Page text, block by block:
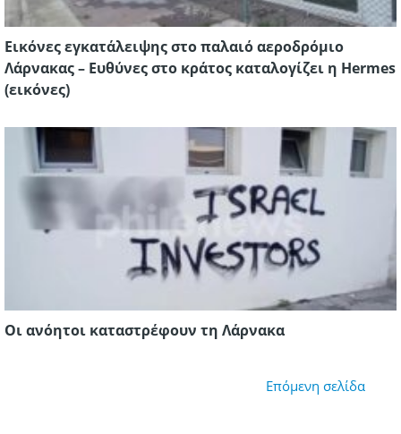
Εικόνες εγκατάλειψης στο παλαιό αεροδρόμιο
Λάρνακας – Eυθύνες στο κράτος καταλογίζει η Hermes
(εικόνες)
Οι ανόητοι καταστρέφουν τη Λάρνακα
Επόμενη σελίδα